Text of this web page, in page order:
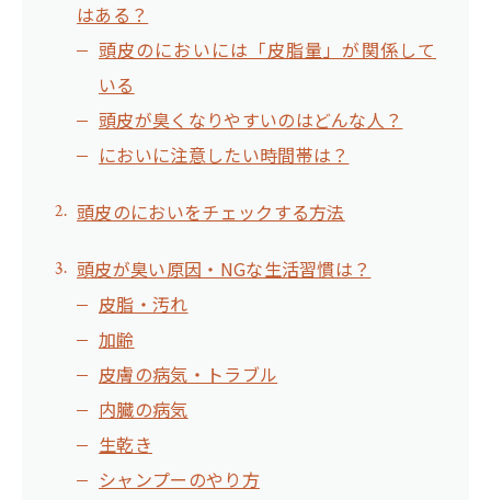
はある？
頭皮のにおいには「皮脂量」が関係して
いる
頭皮が臭くなりやすいのはどんな人？
においに注意したい時間帯は？
頭皮のにおいをチェックする方法
頭皮が臭い原因・NGな生活習慣は？
皮脂・汚れ
加齢
皮膚の病気・トラブル
内臓の病気
生乾き
シャンプーのやり方